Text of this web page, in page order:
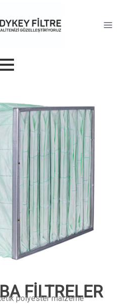
FİLTRELER
polyester malzeme